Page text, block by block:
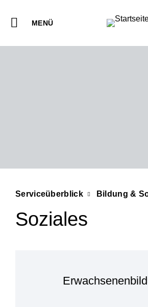
MENÜ
Serviceüberblick Bildung &
Soziales